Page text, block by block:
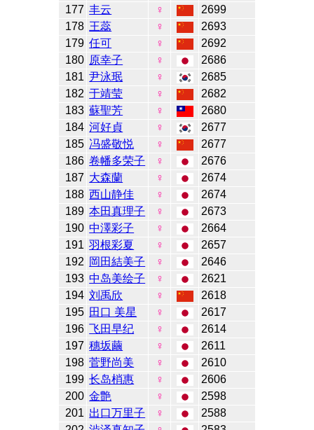
177 丰云 ♀
2699
178 王蕊 ♀
2693
179 任可 ♀
2692
180 原幸子 ♀
2686
181 尹泳珉 ♀
2685
182 于靖莹 ♀
2682
183 蘇聖芳 ♀
2680
184 河好貞 ♀
2677
185 冯盛敬悦 ♀
2677
186 卷幡多荣子 ♀
2676
187 大森蘭 ♀
2674
188 西山静佳 ♀
2674
189 本田真理子 ♀
2673
190 中澤彩子 ♀
2664
191 羽根彩夏 ♀
2657
192 岡田結美子 ♀
2646
193 中岛美绘子 ♀
2621
194 刘禹欣 ♀
2618
195 田口 美星 ♀
2617
196 飞田早纪 ♀
2614
197 穗坂繭 ♀
2611
198 菅野尚美 ♀
2610
199 长岛梢惠 ♀
2606
200 金艶 ♀
2598
201 出口万里子 ♀
2588